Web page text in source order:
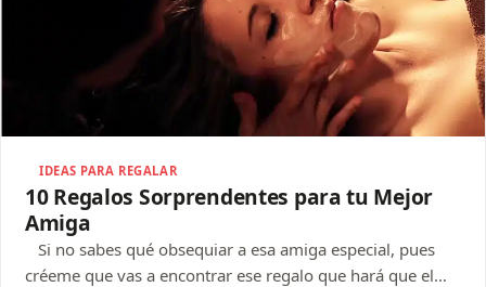
IDEAS PARA REGALAR
10 Regalos Sorprendentes para tu Mejor
Amiga
Si no sabes qué obsequiar a esa amiga especial, pues
créeme que vas a encontrar ese regalo que hará que el…